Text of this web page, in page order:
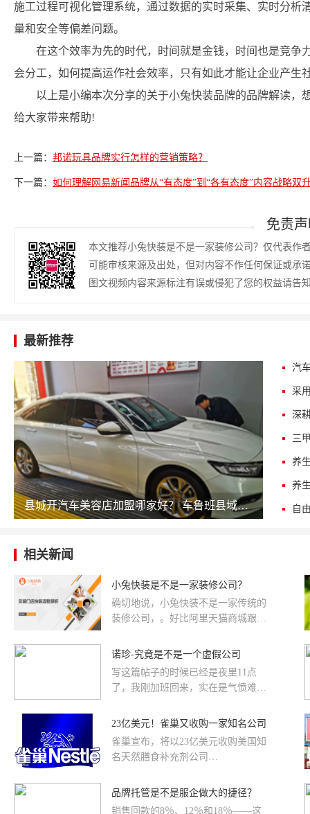
施工过程可视化管理系统，通过数据的实时采集、实时分析
量和安全等偏差问题。
在这个效率为先的时代，时间就是金钱，时间也是竞争
会分工，如何提高运作社会效率，只有如此才能让企业产生
以上是小编本次分享的关于小兔快装品牌的品牌解读
给大家带来帮助!
上一篇： 邦诺玩具品牌实行怎样的营销策略？
下一篇： 如何理解网易新闻品牌从“有态度”到“各有态度”内容战略双
免责
本文推荐小兔快装是不是一家装修公司？仅代表作
可能审核来源及出处，但对内容不作任何保证或承
图文视频内容来源标注有误或侵犯了您的权益请告
最新推荐
县城开汽车美容店加盟哪家好？ 车鲁班县域开店优势解析
三
自
相关新闻
小兔快装是不是一家装修公司？
确切地说，小兔快装不是一家传统的
装修公司，。好比阿里天猫商城跟传
也就能理解了为什么在整体装修市场
长率却依然在300%以上。
诺珍-究竟是不是一个虚假公司
写这篇帖子的时候已经是夜里11点
了，我刚加班回来，实在是气愤难
了？中国企业的良心都哪里去了？为
都拿来赚黑心钱呢？？？“牛初乳”这
种一般是体弱人群和宝宝为了提高免
许说“造假”过分了，因为我并不能说
明什么是“真”的牛初乳，应该是什么
23亿美元！雀巢又收购一家知名公司
雀巢宣布，将以23亿美元收购美国知
名天然膳食补充剂公司
Atrium）。该交易预计将于明年第一
品牌托管是不是服企做大的捷径？
销售回款的8％、12％和18％——这